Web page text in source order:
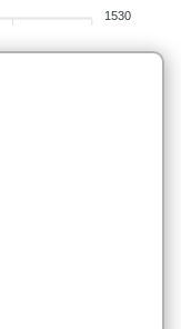
1530